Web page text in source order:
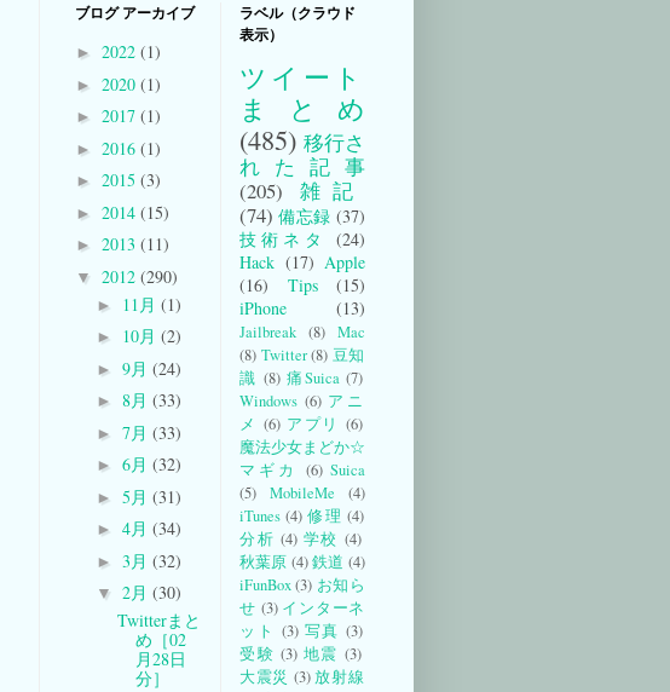
ブログ アーカイブ
► 2022 (1)
► 2020 (1)
► 2017 (1)
► 2016 (1)
► 2015 (3)
► 2014 (15)
► 2013 (11)
▼ 2012 (290)
► 11月 (1)
► 10月 (2)
► 9月 (24)
► 8月 (33)
► 7月 (33)
► 6月 (32)
► 5月 (31)
► 4月 (34)
► 3月 (32)
▼ 2月 (30)
Twitterまと
め［02
月28日
分］
ラベル（クラウド
表示）
ツイート
まとめ
(485) 移行さ
れた記事
(205)
雑記
(74) 備忘録 (37)
技術ネタ
(24)
Hack (17) Apple
(16)
Tips
(15)
iPhone
(13)
Jailbreak (8) Mac
(8) Twitter (8) 豆知
識 (8) 痛Suica (7)
Windows (6) アニ
メ (6) アプリ (6)
魔法少女まどか☆
マギカ
(6) Suica
(5)
MobileMe
(4)
iTunes (4) 修理 (4)
分析 (4) 学校 (4)
秋葉原 (4)鉄道 (4)
iFunBox (3) お知ら
せ (3) インターネ
ット (3) 写真 (3)
受験 (3) 地震 (3)
大震災 (3) 放射線